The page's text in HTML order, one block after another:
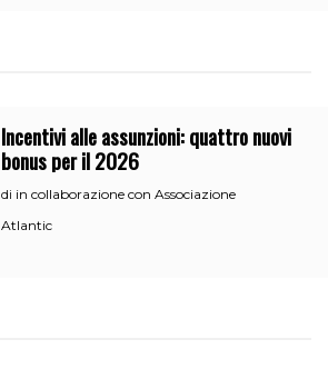
Incentivi alle assunzioni: quattro nuovi
bonus per il 2026
di in collaborazione con Associazione
Atlantic